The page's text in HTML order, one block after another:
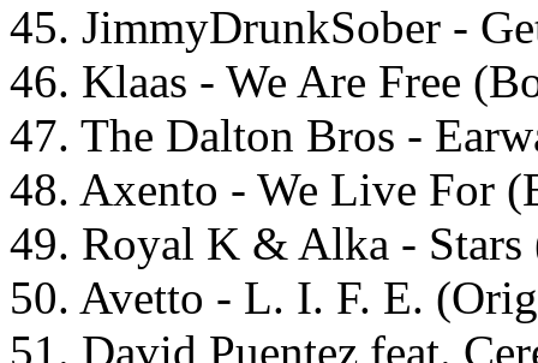
45. JimmyDrunkSober -
46. Klaas - We Are Free
47. The Dalton Bros -
48. Axento - We Live For
49. Royal K & Alka - Stars
50. Avetto - L. I. F. E.
51. David Puentez feat.